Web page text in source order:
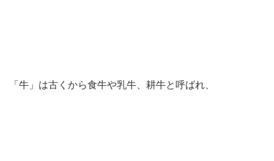
「牛」は古くから食牛や乳牛、耕牛と呼ばれ、